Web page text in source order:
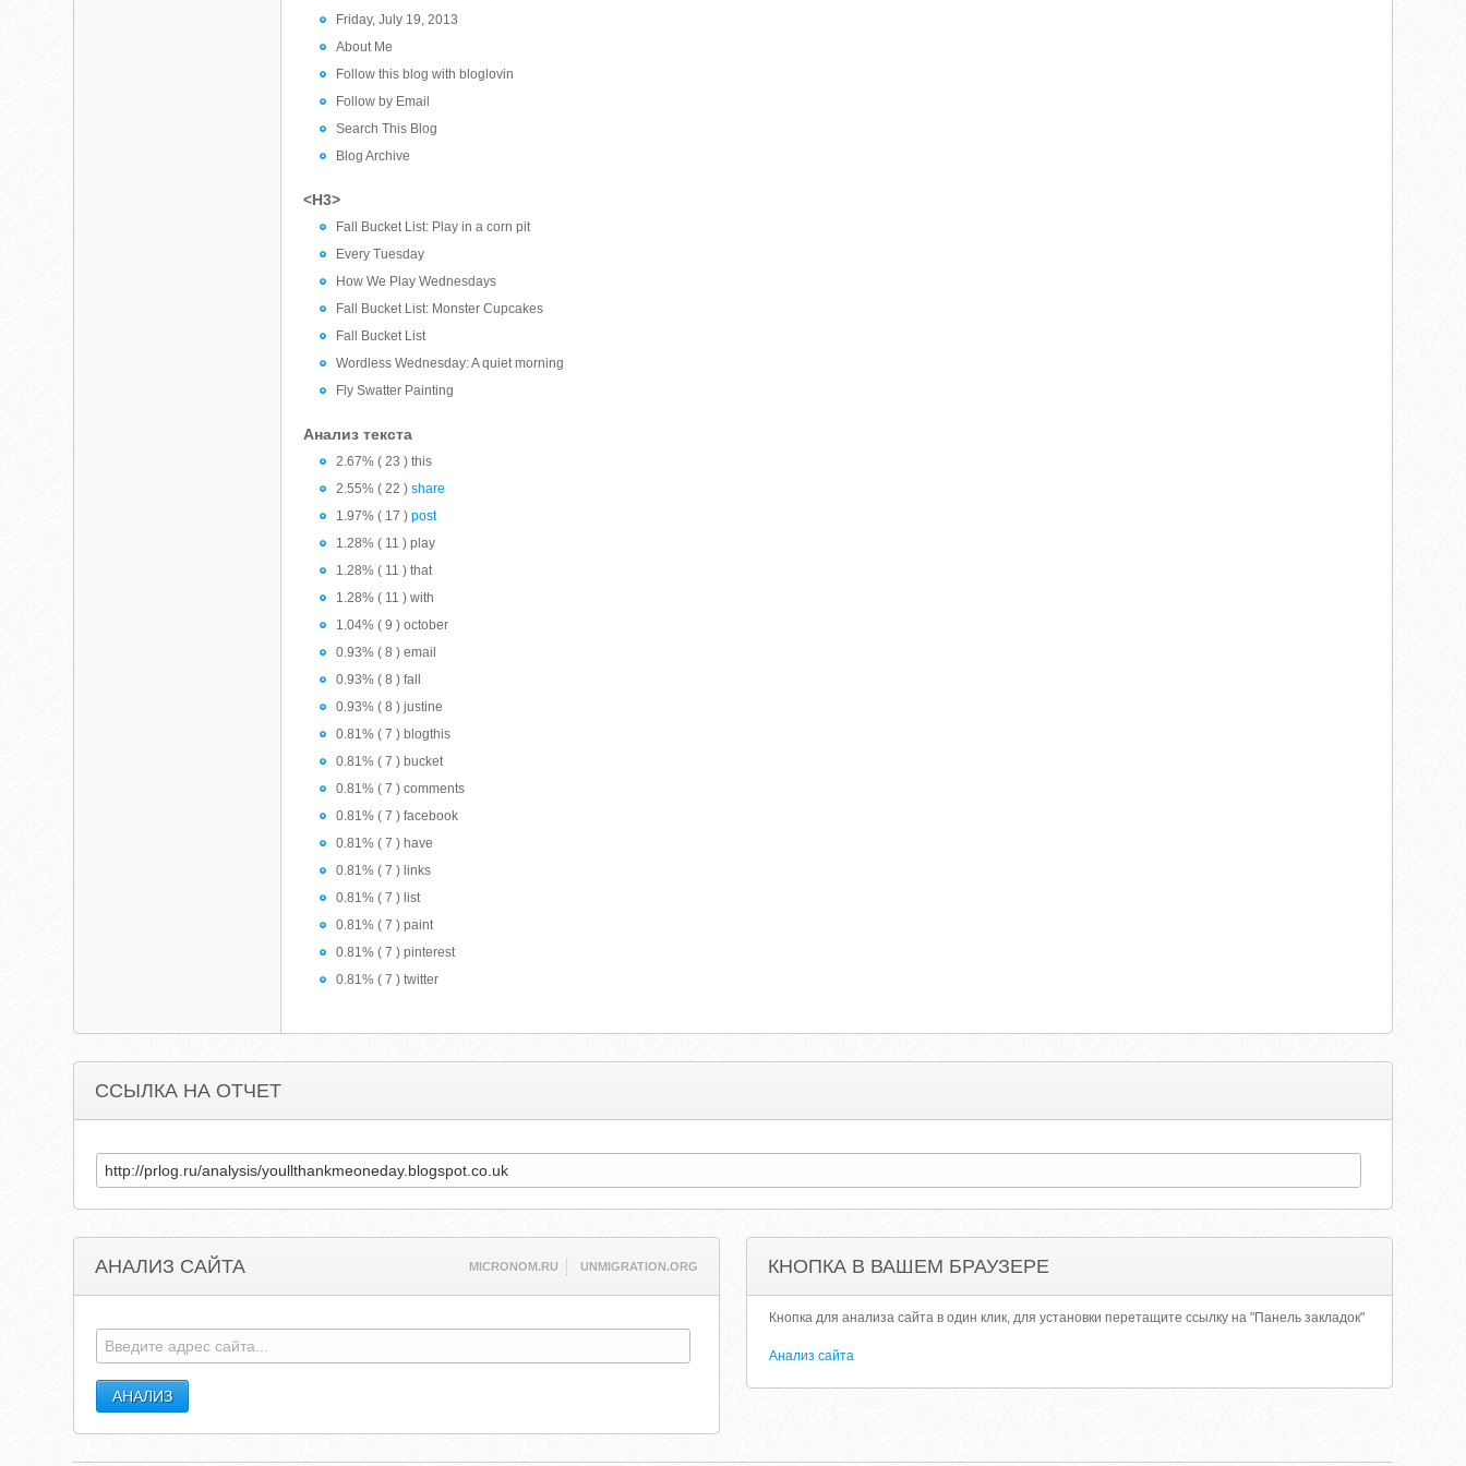
Friday, July 19, 2013
About Me
Follow this blog with bloglovin
Follow by Email
Search This Blog
Blog Archive
<H3>
Fall Bucket List: Play in a corn pit
Every Tuesday
How We Play Wednesdays
Fall Bucket List: Monster Cupcakes
Fall Bucket List
Wordless Wednesday: A quiet morning
Fly Swatter Painting
Анализ текста
2.67% ( 23 ) this
2.55% ( 22 )share
1.97% ( 17 )post
1.28% ( 11 ) play
1.28% ( 11 ) that
1.28% ( 11 ) with
1.04% ( 9 ) october
0.93% ( 8 ) email
0.93% ( 8 ) fall
0.93% ( 8 ) justine
0.81% ( 7 ) blogthis
0.81% ( 7 ) bucket
0.81% ( 7 ) comments
0.81% ( 7 ) facebook
0.81% ( 7 ) have
0.81% ( 7 ) links
0.81% ( 7 ) list
0.81% ( 7 ) paint
0.81% ( 7 ) pinterest
0.81% ( 7 ) twitter
ССЫЛКА НА ОТЧЕТ
АНАЛИЗ САЙТА MICRONOM.RU UNMIGRATION.ORG КНОПКА В ВАШЕМ БРАУЗЕРЕ
Кнопка для анализа сайта в один клик, для установки перетащите ссылку на "Панель закладок"
Анализ сайта